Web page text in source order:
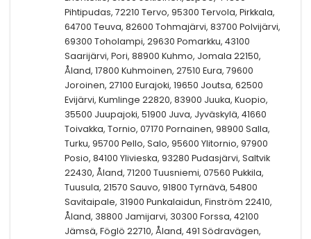
Pihtipudas, 72210 Tervo, 95300 Tervola, Pirkkala,
64700 Teuva, 82600 Tohmajärvi, 83700 Polvijärvi,
69300 Toholampi, 29630 Pomarkku, 43100
Saarijärvi, Pori, 88900 Kuhmo, Jomala 22150,
Åland, 17800 Kuhmoinen, 27510 Eura, 79600
Joroinen, 27100 Eurajoki, 19650 Joutsa, 62500
Evijärvi, Kumlinge 22820, 83900 Juuka, Kuopio,
35500 Juupajoki, 51900 Juva, Jyväskylä, 41660
Toivakka, Tornio, 07170 Pornainen, 98900 Salla,
Turku, 95700 Pello, Salo, 95600 Ylitornio, 97900
Posio, 84100 Ylivieska, 93280 Pudasjärvi, Saltvik
22430, Åland, 71200 Tuusniemi, 07560 Pukkila,
Tuusula, 21570 Sauvo, 91800 Tyrnävä, 54800
Savitaipale, 31900 Punkalaidun, Finström 22410,
Åland, 38800 Jamijarvi, 30300 Forssa, 42100
Jämsä, Föglö 22710, Åland, 491 Södravägen,